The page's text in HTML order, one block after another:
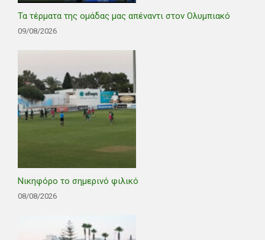
Τα τέρματα της ομάδας μας απέναντι στον Ολυμπιακό
09/08/2026
Νικηφόρο το σημερινό φιλικό
08/08/2026